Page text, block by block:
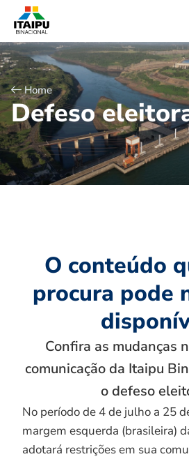
Home
Defeso eleitor
O conteúdo
procura pode
Confira as mudanças
comunicação da Itaipu
o defeso
No período de 4 de julho a 25
margem esquerda (brasileira)
adotará restrições em sua